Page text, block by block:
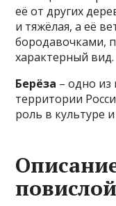
её от других
и тяжёлая, а её
бородавочками,
характерный вид.
Берёза – одно из
территории
роль в культуре
повислой